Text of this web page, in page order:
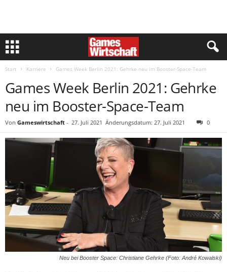
Start Karriere Games Week Berlin 2021: Gehrke neu im Booster-Space-Team
Games Week Berlin 2021: Gehrke
neu im Booster-Space-Team
Von Gameswirtschaft - 27. Juli 2021 Änderungsdatum: 27. Juli 2021 0
Neu bei Booster Space: Christiane Gehrke (Foto: André Kowalski)